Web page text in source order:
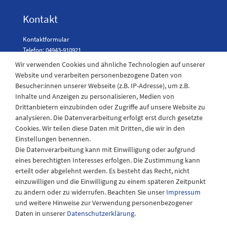
Kontakt
Kontaktformular
Telefon: 04943-910921
Laden Öffnungszeiten
Montag - Freitag
08:30 - 12:30 und 13.00 - 17.30 Uhr
Samstags
08:30 bis 12:30 Uhr
Wir verwenden Cookies und ähnliche Technologien auf unserer
Website und verarbeiten personenbezogene Daten von
Besucher:innen unserer Webseite (z.B. IP-Adresse), um z.B.
Inhalte und Anzeigen zu personalisieren, Medien von
Drittanbietern einzubinden oder Zugriffe auf unsere Website zu
analysieren. Die Datenverarbeitung erfolgt erst durch gesetzte
Cookies. Wir teilen diese Daten mit Dritten, die wir in den
Einstellungen benennen.
Die Datenverarbeitung kann mit Einwilligung oder aufgrund
eines berechtigten Interesses erfolgen. Die Zustimmung kann
erteilt oder abgelehnt werden. Es besteht das Recht, nicht
einzuwilligen und die Einwilligung zu einem späteren Zeitpunkt
zu ändern oder zu widerrufen. Beachten Sie unser Impressum
und weitere Hinweise zur Verwendung personenbezogener
Daten in unserer Daten­schutz­erklärung.